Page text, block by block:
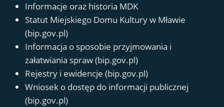
Informacje oraz historia MDK
Statut Miejskiego Domu Kultury w Mławie
(bip.gov.pl)
Informacja o sposobie przyjmowania i
załatwiania spraw (bip.gov.pl)
Rejestry i ewidencje (bip.gov.pl)
Wniosek o dostęp do informacji publicznej
(bip.gov.pl)